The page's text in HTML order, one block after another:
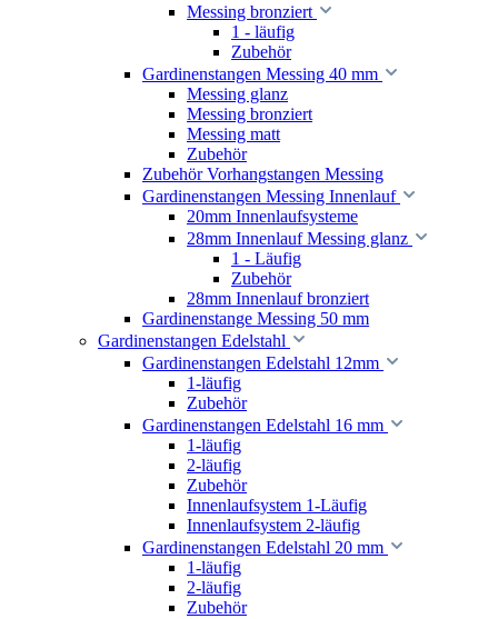
Messing bronziert
1 - läufig
Zubehör
Gardinenstangen Messing 40 mm
Messing glanz
Messing bronziert
Messing matt
Zubehör
Zubehör Vorhangstangen Messing
Gardinenstangen Messing Innenlauf
20mm Innenlaufsysteme
28mm Innenlauf Messing glanz
1 - Läufig
Zubehör
28mm Innenlauf bronziert
Gardinenstange Messing 50 mm
Gardinenstangen Edelstahl
Gardinenstangen Edelstahl 12mm
1-läufig
Zubehör
Gardinenstangen Edelstahl 16 mm
1-läufig
2-läufig
Zubehör
Innenlaufsystem 1-Läufig
Innenlaufsystem 2-läufig
Gardinenstangen Edelstahl 20 mm
1-läufig
2-läufig
Zubehör